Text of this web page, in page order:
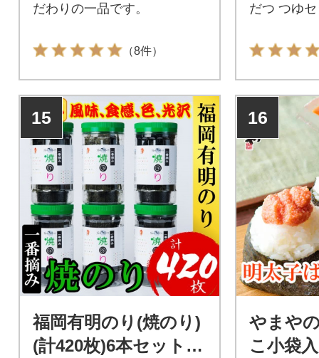
だわりの一品です。
（8件）
だつ つゆ
15
福岡有明のり(焼のり)
(計420枚)6本セット
16
やまや
こ小袋